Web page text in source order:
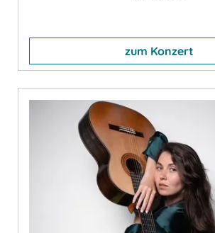
zum Konzert